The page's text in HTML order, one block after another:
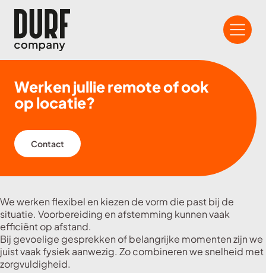
Werken jullie remote of ook
op locatie?
Contact
We werken flexibel en kiezen de vorm die past bij de
situatie. Voorbereiding en afstemming kunnen vaak
efficiënt op afstand.
Bij gevoelige gesprekken of belangrijke momenten zijn we
juist vaak fysiek aanwezig. Zo combineren we snelheid met
zorgvuldigheid.